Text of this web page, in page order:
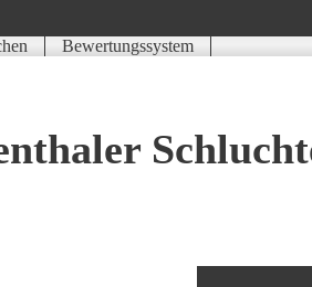
Bewertungssystem